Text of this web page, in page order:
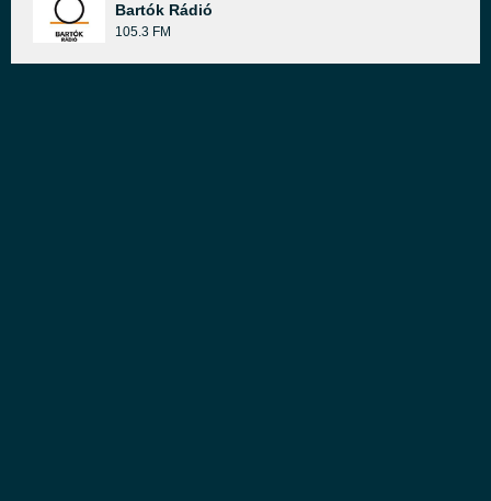
Bartók Rádió
105.3 FM